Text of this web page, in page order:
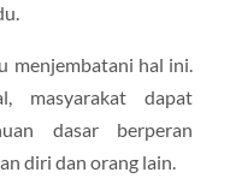
menjembatani hal ini.
masyarakat dapat
dasar berperan
diri dan orang lain.